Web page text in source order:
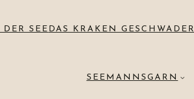
SEE DAS KRAKEN GESCHWADER
SEEMANNSGARN